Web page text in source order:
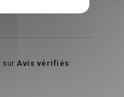
surAvis vérifiés